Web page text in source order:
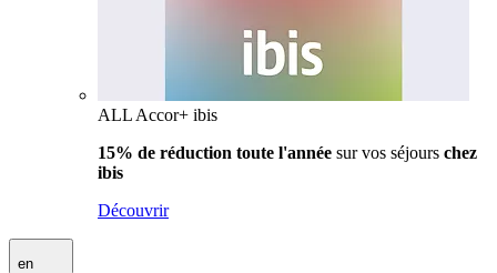
ALL Accor+ ibis
15% de réduction toute l'année sur vos séjours chez
ibis
Découvrir
en